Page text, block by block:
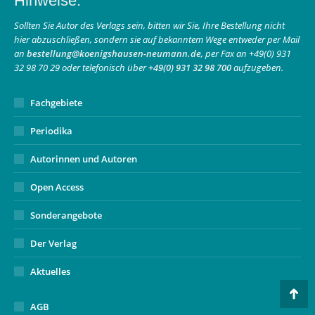
opens
in
new
window
opens
in
new
window
page
opens
in
new
window
Sollten Sie Autor des Verlags sein, bitten wir Sie, Ihre Bestellung nicht
hier abzuschließen, sondern sie auf bekanntem Wege entweder per Mail
an bestellung@koenigshausen-neumann.de, per Fax an +49(0) 931
32 98 70 29 oder telefonisch über+49(0) 931 32 98 700aufzugeben.
Fachgebiete
Periodika
Autorinnen und Autoren
Open Access
Sonderangebote
Der Verlag
Aktuelles
AGB
Go